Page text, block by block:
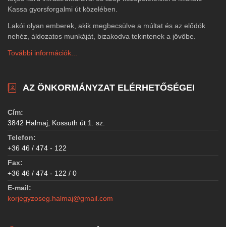
Kassa gyorsforgalmi út közelében.
Lakói olyan emberek, akik megbecsülve a múltat és az elődök
nehéz, áldozatos munkáját, bizakodva tekintenek a jövőbe.
További információk...
AZ ÖNKORMÁNYZAT ELÉRHETŐSÉGEI
Cím:
3842 Halmaj, Kossuth út 1. sz.
Telefon:
+36 46 / 474 - 122
Fax:
+36 46 / 474 - 122 / 0
E-mail:
korjegyzoseg.halmaj@gmail.com